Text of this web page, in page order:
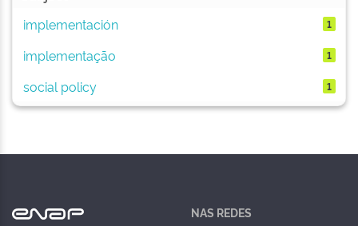
implementación
1
implementação 1
social policy 1
NAS REDES